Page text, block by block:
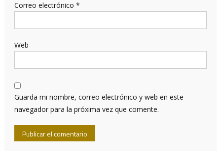
Correo electrónico *
Web
Guarda mi nombre, correo electrónico y web en este
navegador para la próxima vez que comente.